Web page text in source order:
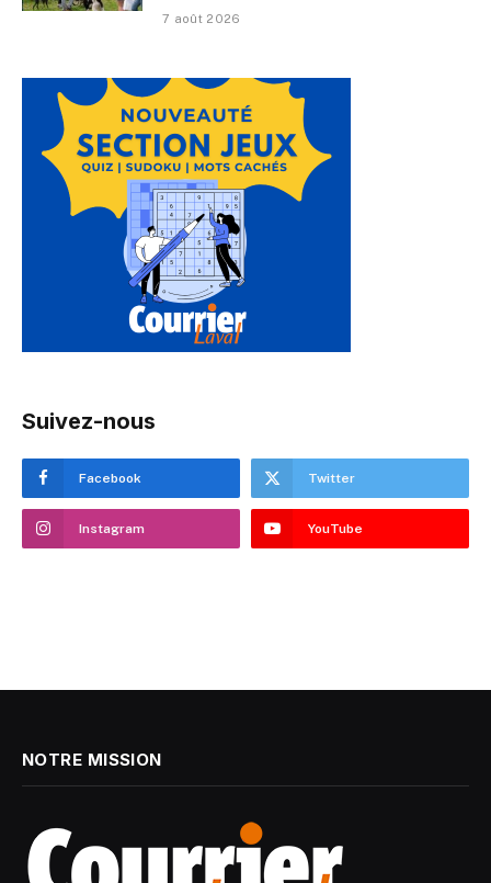
7 août 2026
Suivez-nous
Facebook Twitter
Instagram YouTube
NOTRE MISSION